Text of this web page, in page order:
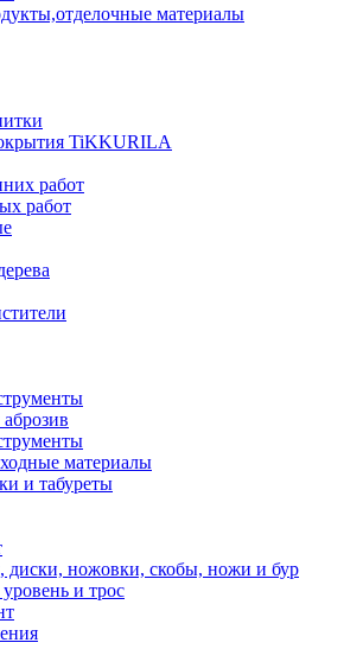
материалы
TiKKURILA
работ
работ
материалы
и табуреты
диски, ножовки, скобы, ножи и бур
и трос